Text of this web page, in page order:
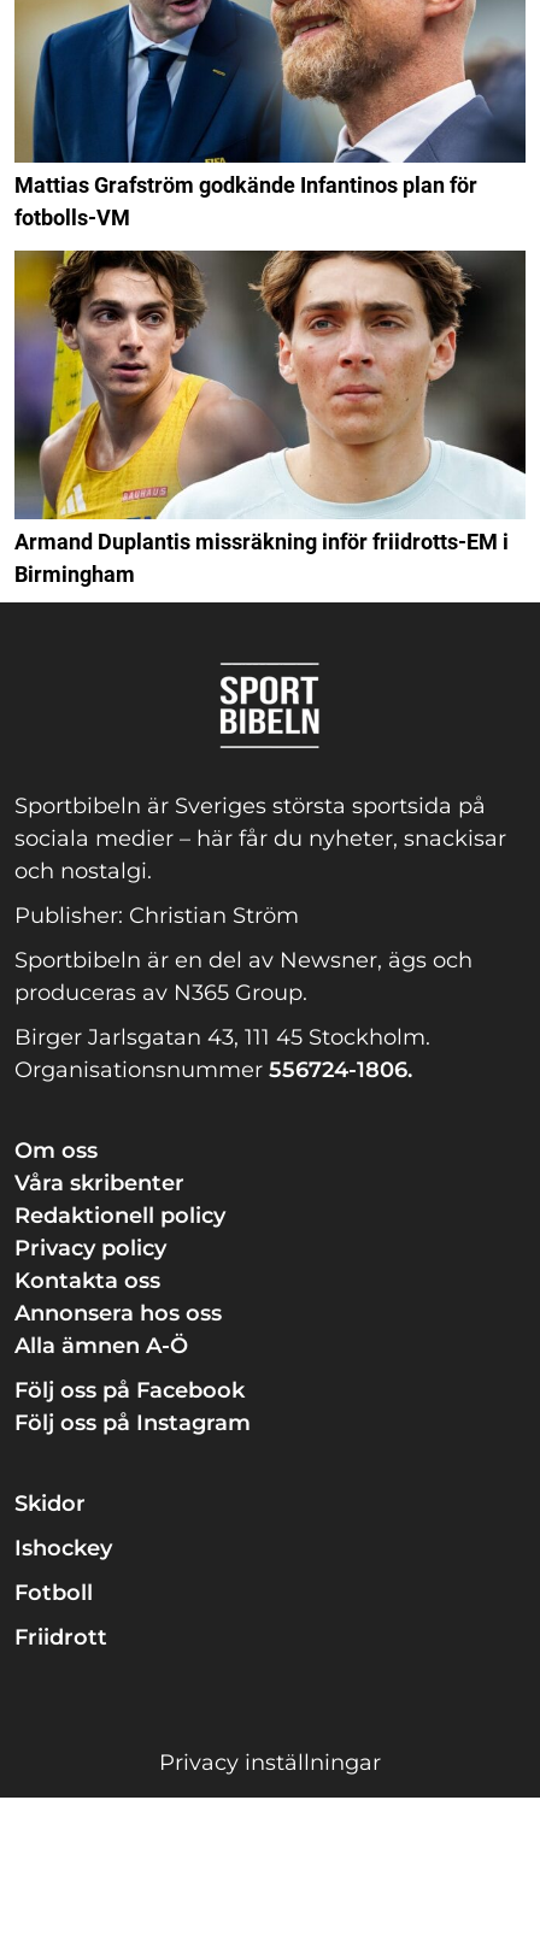
Mattias Grafström godkände Infantinos plan för
fotbolls-VM
Armand Duplantis missräkning inför friidrotts-EM i
Birmingham
Sportbibeln är Sveriges största sportsida på
sociala medier – här får du nyheter, snackisar
och nostalgi.
Publisher: Christian Ström
Sportbibeln är en del av Newsner, ägs och
produceras av N365 Group.
Birger Jarlsgatan 43, 111 45 Stockholm.
Organisationsnummer 556724-1806.
Om oss
Våra skribenter
Redaktionell policy
Privacy policy
Kontakta oss
Annonsera hos oss
Alla ämnen A-Ö
Följ oss på Facebook
Följ oss på Instagram
Skidor
Ishockey
Fotboll
Friidrott
Privacy inställningar